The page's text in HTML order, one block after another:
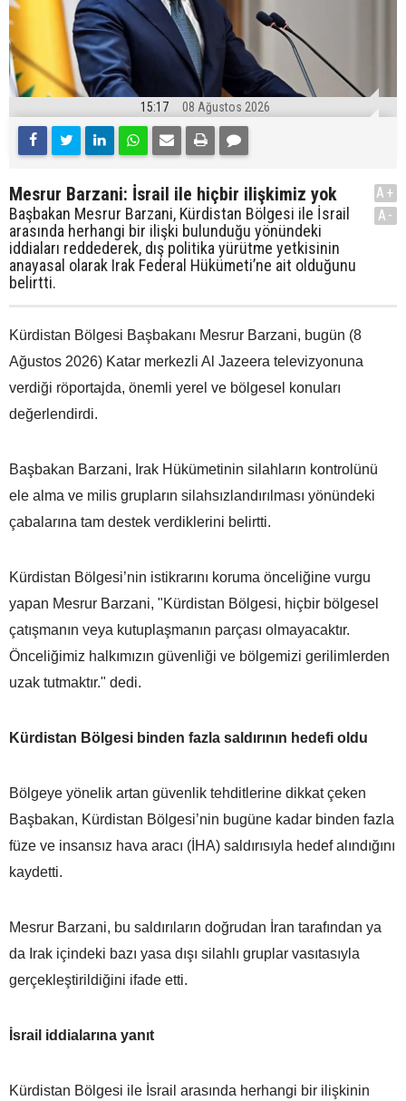
15:17 08 Ağustos 2026
Mesrur Barzani: İsrail ile hiçbir ilişkimiz yok
Başbakan Mesrur Barzani, Kürdistan Bölgesi ile İsrail
arasında herhangi bir ilişki bulunduğu yönündeki
iddiaları reddederek, dış politika yürütme yetkisinin
anayasal olarak Irak Federal Hükümeti’ne ait olduğunu
belirtti.
A+
A-
Kürdistan Bölgesi Başbakanı Mesrur Barzani, bugün (8
Ağustos 2026) Katar merkezli Al Jazeera televizyonuna
verdiği röportajda, önemli yerel ve bölgesel konuları
değerlendirdi.
Başbakan Barzani, Irak Hükümetinin silahların kontrolünü
ele alma ve milis grupların silahsızlandırılması yönündeki
çabalarına tam destek verdiklerini belirtti.
Kürdistan Bölgesi’nin istikrarını koruma önceliğine vurgu
yapan Mesrur Barzani, "Kürdistan Bölgesi, hiçbir bölgesel
çatışmanın veya kutuplaşmanın parçası olmayacaktır.
Önceliğimiz halkımızın güvenliği ve bölgemizi gerilimlerden
uzak tutmaktır." dedi.
Kürdistan Bölgesi binden fazla saldırının hedefi oldu
Bölgeye yönelik artan güvenlik tehditlerine dikkat çeken
Başbakan, Kürdistan Bölgesi’nin bugüne kadar binden fazla
füze ve insansız hava aracı (İHA) saldırısıyla hedef alındığını
kaydetti.
Mesrur Barzani, bu saldırıların doğrudan İran tarafından ya
da Irak içindeki bazı yasa dışı silahlı gruplar vasıtasıyla
gerçekleştirildiğini ifade etti.
İsrail iddialarına yanıt
Kürdistan Bölgesi ile İsrail arasında herhangi bir ilişkinin